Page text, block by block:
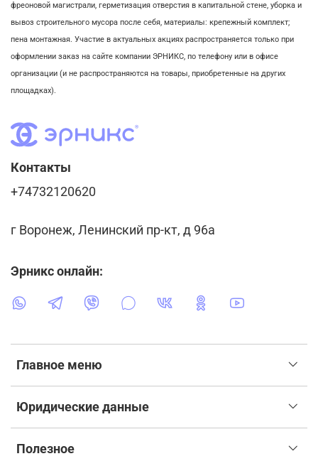
фреоновой магистрали, герметизация отверстия в капитальной стене, уборка и
вывоз строительного мусора после себя, материалы: крепежный комплект;
пена монтажная. Участие в актуальных акциях распространяется только при
оформлении заказ на сайте компании ЭРНИКС, по телефону или в офисе
организации (и не распространяются на товары, приобретенные на других
площадках).
Главное меню
Юридические данные
Полезное
Контакты
+74732120620
г Воронеж, Ленинский пр-кт, д 96а
Эрникс онлайн: